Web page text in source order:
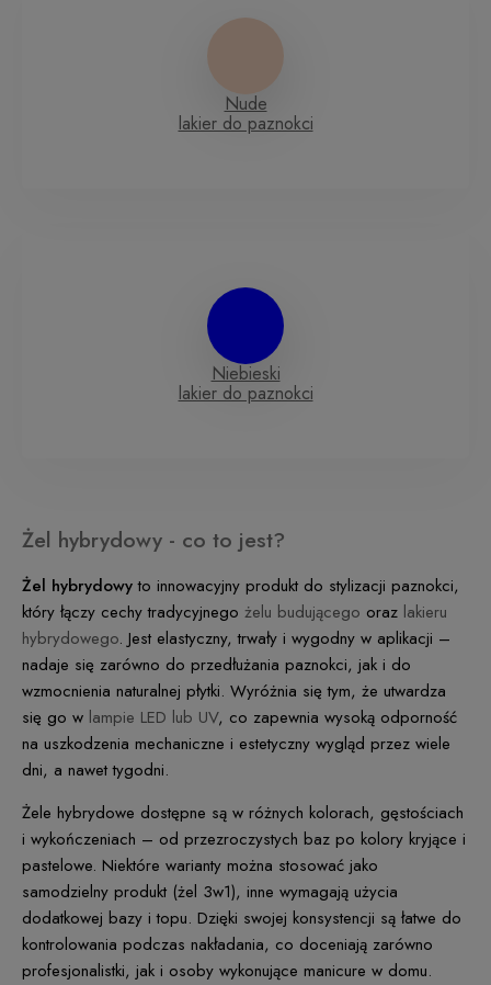
Nude
lakier do paznokci
Niebieski
lakier do paznokci
Żel hybrydowy - co to jest?
Żel hybrydowyto innowacyjny produkt do stylizacji paznokci,
który łączy cechy tradycyjnego żelu budującego oraz lakieru
hybrydowego. Jest elastyczny, trwały i wygodny w aplikacji –
nadaje się zarówno do przedłużania paznokci, jak i do
wzmocnienia naturalnej płytki. Wyróżnia się tym, że utwardza
się go w lampie LED lub UV, co zapewnia wysoką odporność
na uszkodzenia mechaniczne i estetyczny wygląd przez wiele
dni, a nawet tygodni.
Żele hybrydowe dostępne są w różnych kolorach, gęstościach
i wykończeniach – od przezroczystych baz po kolory kryjące i
pastelowe. Niektóre warianty można stosować jako
samodzielny produkt (żel 3w1), inne wymagają użycia
dodatkowej bazy i topu. Dzięki swojej konsystencji są łatwe do
kontrolowania podczas nakładania, co doceniają zarówno
profesjonalistki, jak i osoby wykonujące manicure w domu.